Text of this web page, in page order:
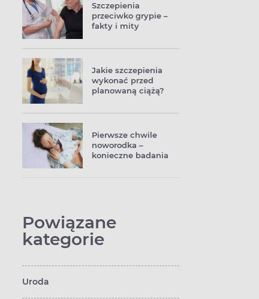
Szczepienia
przeciwko grypie –
fakty i mity
Jakie szczepienia
wykonać przed
planowaną ciążą?
Pierwsze chwile
noworodka –
konieczne badania
Powiązane
kategorie
Uroda